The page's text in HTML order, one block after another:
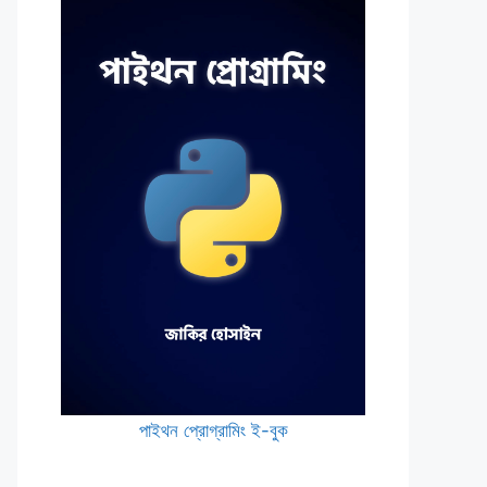
পাইথন প্রোগ্রামিং ই-বুক